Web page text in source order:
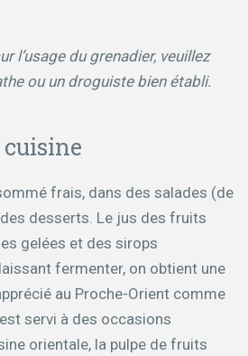
l’usage du grenadier, veuillez
ou un droguiste bien établi.
frais, dans des salades (de
desserts. Le jus des fruits
gelées et des sirops
fermenter, on obtient une
au Proche-Orient comme
servi à des occasions
orientale, la pulpe de fruits